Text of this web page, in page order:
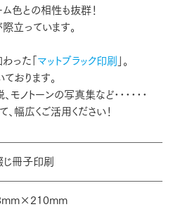
色との相性も抜群！
立っています。
った「 マットブラック印刷
」。
おります。
モノトーンの写真集など･･････
幅広くご活用ください！
じ冊子印刷